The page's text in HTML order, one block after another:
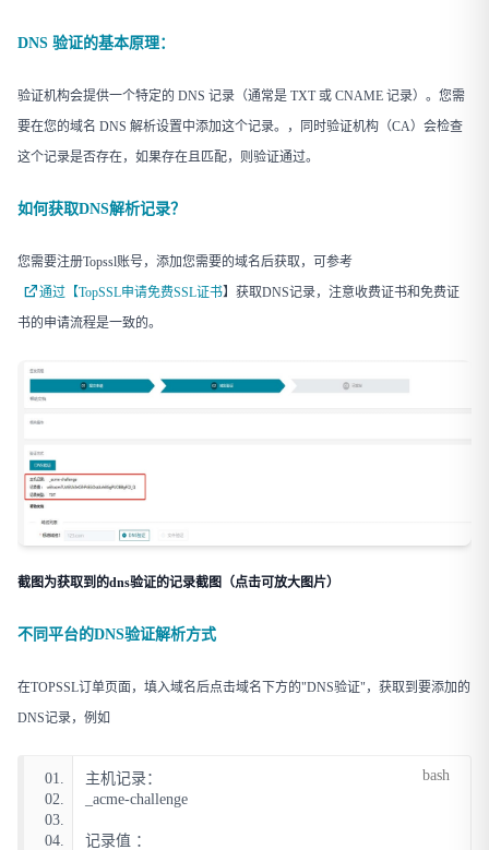
DNS 验证的基本原理：
验证机构会提供一个特定的 DNS 记录（通常是 TXT 或 CNAME 记录）。您需
要在您的域名 DNS 解析设置中添加这个记录。，同时验证机构（CA）会检查
这个记录是否存在，如果存在且匹配，则验证通过。
如何获取DNS解析记录？
您需要注册Topssl账号，添加您需要的域名后获取，可参考
通过【TopSSL申请免费SSL证书】获取DNS记录，注意收费证书和免费证
书的申请流程是一致的。
截图为获取到的dns验证的记录截图（点击可放大图片）
不同平台的DNS验证解析方式
在TOPSSL订单页面，填入域名后点击域名下方的"DNS验证"，获取到要添加的
DNS记录，例如
01.
主机记录：
02.
_acme-challenge
03.
04.
记录值 ：
bash